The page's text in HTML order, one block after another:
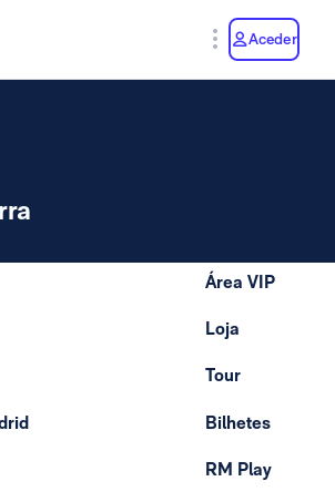
Aceder
Área VIP
Loja
Tour
Bilhetes
RM Play